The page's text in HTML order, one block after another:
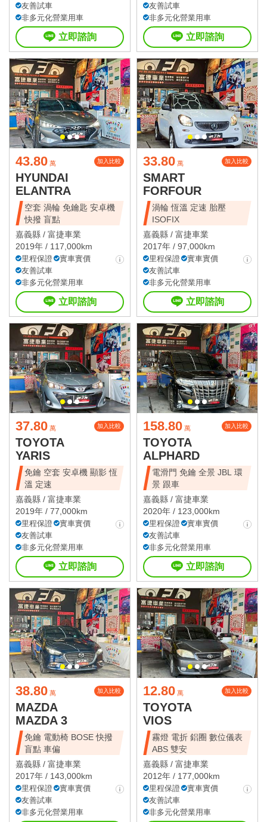
友善試車
非多元化營業用車
立即諮詢
友善試車
非多元化營業用車
立即諮詢
43.80 萬 加入比較
HYUNDAI
ELANTRA
空套 渦輪 免鑰匙 安卓機
快撥 盲點
嘉義縣 / 富捷車業
2019年 / 117,000km
里程保證
實車實價
友善試車
非多元化營業用車
立即諮詢
33.80 萬 加入比較
SMART
FORFOUR
渦輪 恆溫 定速 胎壓
ISOFIX
嘉義縣 / 富捷車業
2017年 / 97,000km
里程保證
實車實價
友善試車
非多元化營業用車
立即諮詢
37.80 萬 加入比較
TOYOTA
YARIS
免鑰 空套 安卓機 顯影 恆
溫 定速
嘉義縣 / 富捷車業
2019年 / 77,000km
里程保證
實車實價
友善試車
非多元化營業用車
立即諮詢
158.80 萬 加入比較
TOYOTA
ALPHARD
電滑門 免鑰 全景 JBL 環
景 跟車
嘉義縣 / 富捷車業
2020年 / 123,000km
里程保證
實車實價
友善試車
非多元化營業用車
立即諮詢
38.80 萬 加入比較
MAZDA
MAZDA 3
免鑰 電動椅 BOSE 快撥
盲點 車偏
嘉義縣 / 富捷車業
2017年 / 143,000km
里程保證
實車實價
友善試車
非多元化營業用車
12.80 萬 加入比較
TOYOTA
VIOS
霧燈 電折 鋁圈 數位儀表
ABS 雙安
嘉義縣 / 富捷車業
2012年 / 177,000km
里程保證
實車實價
友善試車
非多元化營業用車